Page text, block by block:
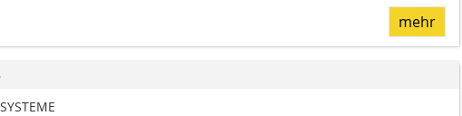
mehr